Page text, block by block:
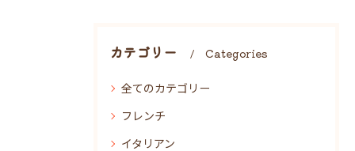
カテゴリー Categories
全てのカテゴリー
フレンチ
イタリアン